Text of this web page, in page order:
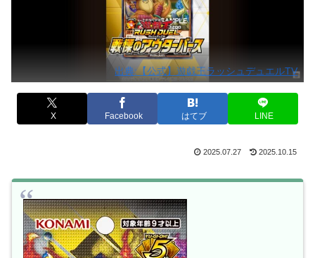
出典:【公式】遊戯王ラッシュデュエルTV
X Facebook はてブ LINE
2025.07.27 2025.10.15